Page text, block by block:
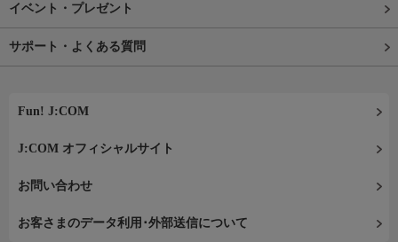
イベント・プレゼント
サポート・よくある質問
Fun! J:COM
J:COM オフィシャルサイト
お問い合わせ
お客さまのデータ利用･外部送信について